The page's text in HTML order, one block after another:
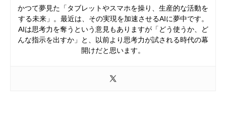
かつて夢見た「タブレットやスマホを操り、生産的な活動を
する未来」。最近は、その実現を加速させるAIに夢中です。
AIは思考力を奪うという意見もありますが「どう使うか、ど
んな指示を出すか」と、以前より思考力が試される時代の幕
開けだと思います。